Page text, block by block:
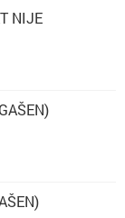
NIJE